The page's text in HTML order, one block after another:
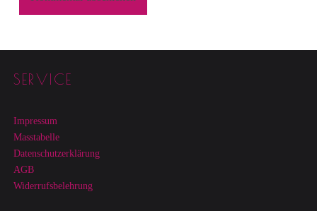
Footer sidebar
SERVICE
Impressum
Masstabelle
Datenschutzerklärung
AGB
Widerrufsbelehrung